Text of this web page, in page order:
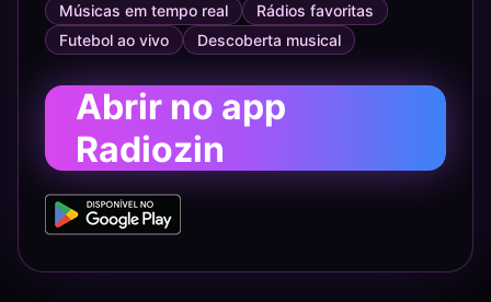
Músicas em tempo real
Rádios favoritas
Futebol ao vivo
Descoberta musical
Abrir no app
Radiozin